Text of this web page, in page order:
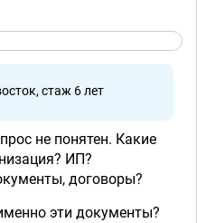
стаж 6 лет
не понятен. Какие
ИП?
договоры?
эти документы?